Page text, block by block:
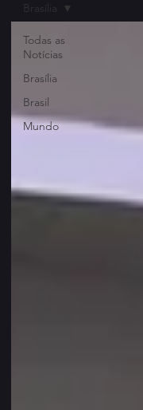
Todas as
Notícias
Brasília
Brasil
Mundo
Brasília